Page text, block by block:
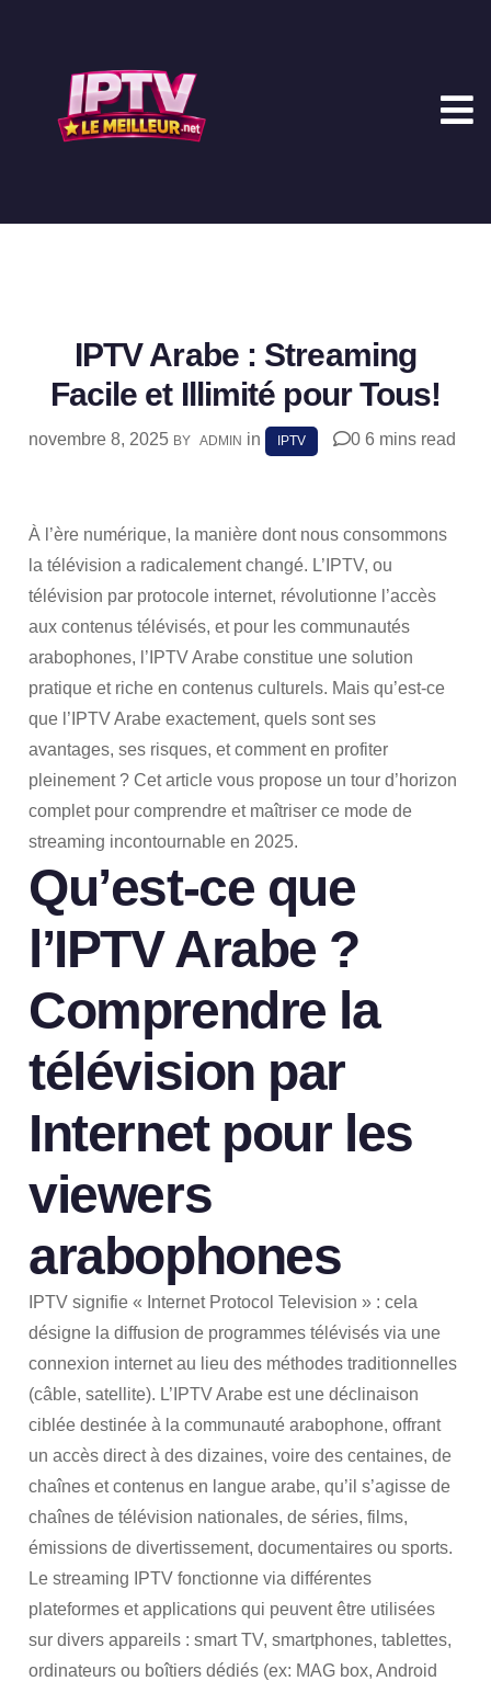
IPTV Arabe : Streaming
Facile et Illimité pour Tous!
novembre 8, 2025 BY ADMIN in IPTV 0 6 mins read
À l’ère numérique, la manière dont nous consommons
la télévision a radicalement changé. L’IPTV, ou
télévision par protocole internet, révolutionne l’accès
aux contenus télévisés, et pour les communautés
arabophones, l’IPTV Arabe constitue une solution
pratique et riche en contenus culturels. Mais qu’est-ce
que l’IPTV Arabe exactement, quels sont ses
avantages, ses risques, et comment en profiter
pleinement ? Cet article vous propose un tour d’horizon
complet pour comprendre et maîtriser ce mode de
streaming incontournable en 2025.
Qu’est-ce que
l’IPTV Arabe ?
Comprendre la
télévision par
Internet pour les
viewers
arabophones
IPTV signifie « Internet Protocol Television » : cela
désigne la diffusion de programmes télévisés via une
connexion internet au lieu des méthodes traditionnelles
(câble, satellite). L’IPTV Arabe est une déclinaison
ciblée destinée à la communauté arabophone, offrant
un accès direct à des dizaines, voire des centaines, de
chaînes et contenus en langue arabe, qu’il s’agisse de
chaînes de télévision nationales, de séries, films,
émissions de divertissement, documentaires ou sports.
Le streaming IPTV fonctionne via différentes
plateformes et applications qui peuvent être utilisées
sur divers appareils : smart TV, smartphones, tablettes,
ordinateurs ou boîtiers dédiés (ex: MAG box, Android